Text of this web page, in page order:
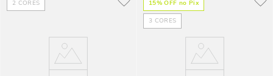
2 CORES 15% OFF no Pix
3 CORES